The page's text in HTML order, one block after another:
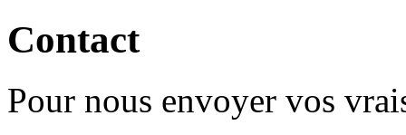
Contact
Pour nous envoyer vos